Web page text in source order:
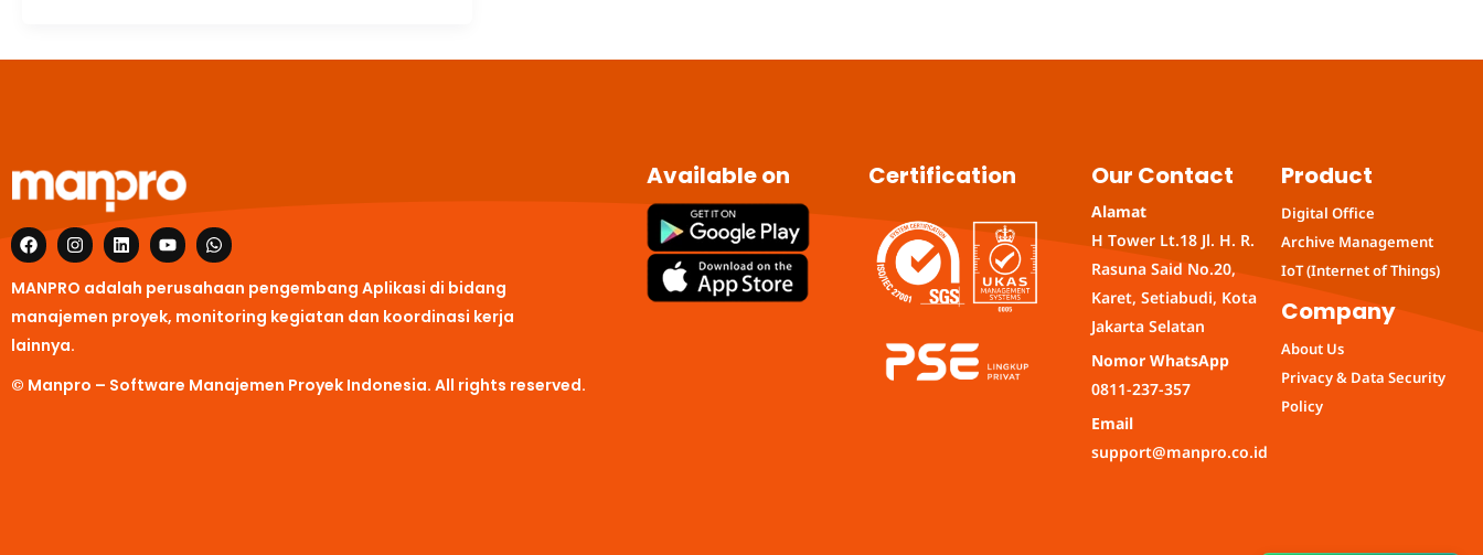
F
a
e
o
o
I
n
t
g
m
L
i
k
d
Y
o
t
b
W
h
t
s
a
MANPRO adalah perusahaan pengembang Aplikasi di bidang
manajemen proyek, monitoring kegiatan dan koordinasi kerja
lainnya.
© Manpro – Software Manajemen Proyek Indonesia. All rights reserved.
Available on Certification Our Contact
Alamat
H Tower Lt.18 Jl. H. R.
Rasuna Said No.20,
Karet, Setiabudi, Kota
Jakarta Selatan
Nomor WhatsApp
0811-237-357
Email
support@manpro.co.id
Product
Digital Office
Archive Management
IoT (Internet of Things)
Company
About Us
Privacy & Data Security
Policy